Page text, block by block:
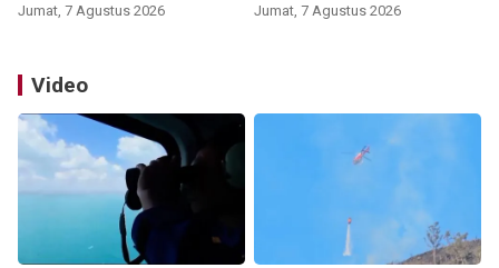
Jumat, 7 Agustus 2026 Jumat, 7 Agustus 2026
Video